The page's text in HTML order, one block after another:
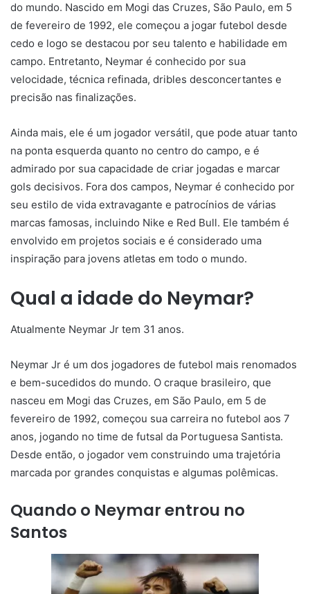
do mundo. Nascido em Mogi das Cruzes, São Paulo, em 5
de fevereiro de 1992, ele começou a jogar futebol desde
cedo e logo se destacou por seu talento e habilidade em
campo. Entretanto, Neymar é conhecido por sua
velocidade, técnica refinada, dribles desconcertantes e
precisão nas finalizações.
Ainda mais, ele é um jogador versátil, que pode atuar tanto
na ponta esquerda quanto no centro do campo, e é
admirado por sua capacidade de criar jogadas e marcar
gols decisivos. Fora dos campos, Neymar é conhecido por
seu estilo de vida extravagante e patrocínios de várias
marcas famosas, incluindo Nike e Red Bull. Ele também é
envolvido em projetos sociais e é considerado uma
inspiração para jovens atletas em todo o mundo.
Qual a idade do Neymar?
Atualmente Neymar Jr tem 31 anos.
Neymar Jr é um dos jogadores de futebol mais renomados
e bem-sucedidos do mundo. O craque brasileiro, que
nasceu em Mogi das Cruzes, em São Paulo, em 5 de
fevereiro de 1992, começou sua carreira no futebol aos 7
anos, jogando no time de futsal da Portuguesa Santista.
Desde então, o jogador vem construindo uma trajetória
marcada por grandes conquistas e algumas polêmicas.
Quando o Neymar entrou no
Santos